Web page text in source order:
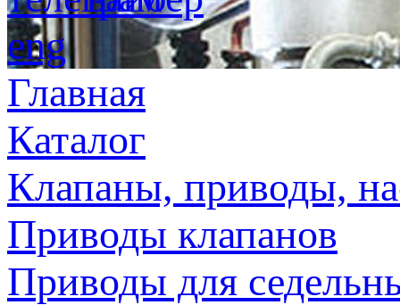
eng
Главная
Каталог
Клапаны, приводы,
Приводы клапанов
Приводы для